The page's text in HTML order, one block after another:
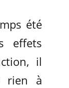
été
effets
il
rien à